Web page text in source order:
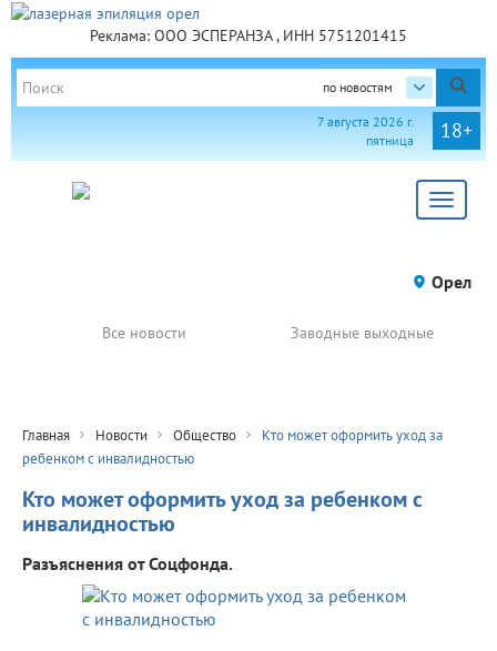
Реклама: ООО ЭСПЕРАНЗА , ИНН 5751201415
по новостям
18+
7 августа 2026 г.
пятница
Toggle
Орел
Все новости Заводные выходные
Главная Новости Общество
Кто может оформить уход за
ребенком с инвалидностью
Кто может оформить уход за ребенком с
инвалидностью
Разъяснения от Соцфонда.